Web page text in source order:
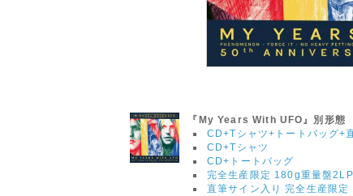
『My Years With UFO』別形態
CD+Tシャツ+トートバッグ+
CD+Tシャツ
CD+トートバッグ
完全生産限定 180g重量盤2LP
直筆サイン入り 完全生産限